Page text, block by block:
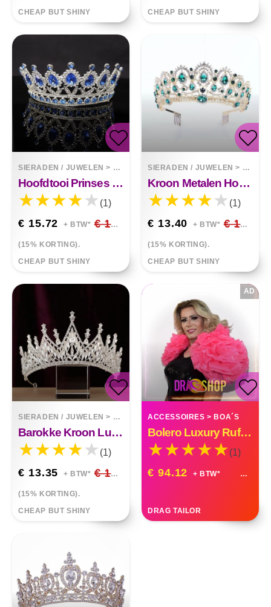
CHEAP BUT SHINY
CHEAP BUT SHINY
SIERADEN / JUWELEN > TIARAS
Hoofdtooi Prinses Kroon
(1)
€ 15.72 + BTW* € 18.49
(15% KORTING).
CHEAP BUT SHINY
SIERADEN / JUWELEN >
Kroon Metalen Hoofdtooi
(1)
€ 13.40 + BTW* € 15.77
(15% KORTING).
CHEAP BUT SHINY
SIERADEN / JUWELEN > TIARAS
Barokke Kroon Luxe Prachtige Strass Hoofddeksels
(1)
€ 13.35 + BTW* € 15.70
(15% KORTING).
CHEAP BUT SHINY
ACCESSOIRES > BOA´S
Bolero Luxury Ruffle Organza Custom Made
(1)
€ 94.12 + BTW*
DRAG TAILOR
AD